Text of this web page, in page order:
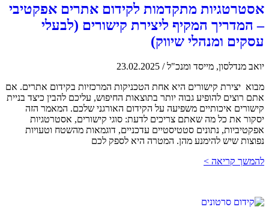
אסטרטגיות מתקדמות לקידום אתרים אפקטיבי
– המדריך המקיף ליצירת קישורים (לבעלי
עסקים ומנהלי שיווק)
יואב מנדלסון, מייסד ומנכ"ל/
23.02.2025
מבוא יצירת קישורים היא אחת הטכניקות המרכזיות בקידום אתרים. אם
אתם רוצים להופיע גבוה יותר בתוצאות החיפוש, עליכם להבין כיצד בניית
קישורים איכותיים משפיעה על הקידום האורגני שלכם. המאמר הזה
יסקור את כל מה שאתם צריכים לדעת: סוגי קישורים, אסטרטגיות
אפקטיביות, נתונים סטטיסטיים עדכניים, דוגמאות מהשטח וטעויות
נפוצות שיש להימנע מהן. המטרה היא לספק לכם
להמשך קריאה >